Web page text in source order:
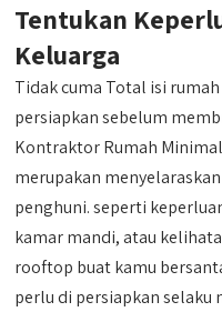
Tentukan
Keluarga
Tidak cuma Total isi
persiapkan sebelum
Kontraktor Rumah
merupakan
penghuni. seperti
kamar mandi, atau
rooftop buat kamu
perlu di persiapkan selaku